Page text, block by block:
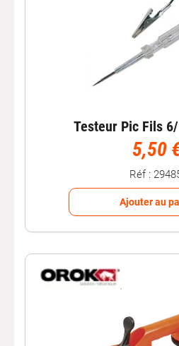
Testeur Pic Fils
5,50
Réf :
Ajouter au